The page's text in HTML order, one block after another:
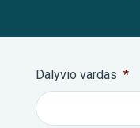
Dalyvio vardas *